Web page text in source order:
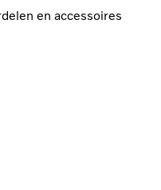
en accessoires